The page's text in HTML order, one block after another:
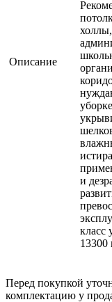
Описание
и
класс
13300
Перед покупкой
комплектацию у